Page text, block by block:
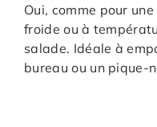
Oui, comme pour
froide ou à
salade. Idéale à
bureau ou un pique-